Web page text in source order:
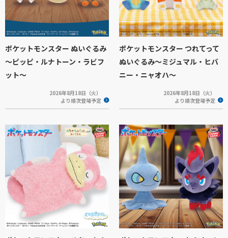
ポケットモンスター ぬいぐるみ
～ピッピ・ルナトーン・ラビフ
ット～
2026年8月18日（火）
より順次登場予定
ポケットモンスター つれてって
ぬいぐるみ～ミジュマル・ヒバ
ニー・ニャオハ～
2026年8月18日（火）
より順次登場予定